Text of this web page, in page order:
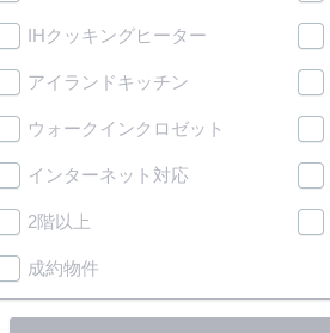
IHクッキングヒーター
アイランドキッチン
ウォークインクロゼット
インターネット対応
2階以上
成約物件